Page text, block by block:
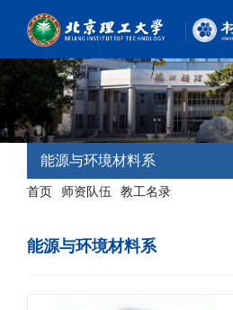
能源与环境材料系
首页 师资队伍 教工名录
能源与环境材料系